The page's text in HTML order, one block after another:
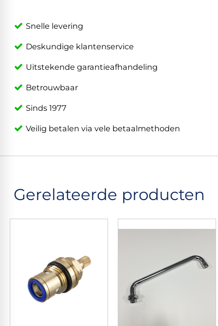
Snelle levering
Deskundige klantenservice
Uitstekende garantieafhandeling
Betrouwbaar
Sinds 1977
Veilig betalen via vele betaalmethoden
Gerelateerde producten